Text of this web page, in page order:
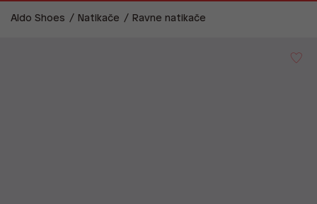
Aldo Shoes Natikače Ravne natikače